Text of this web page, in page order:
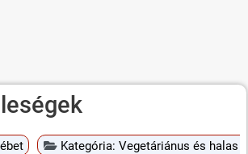
Kategória:Vegetáriánus és halas